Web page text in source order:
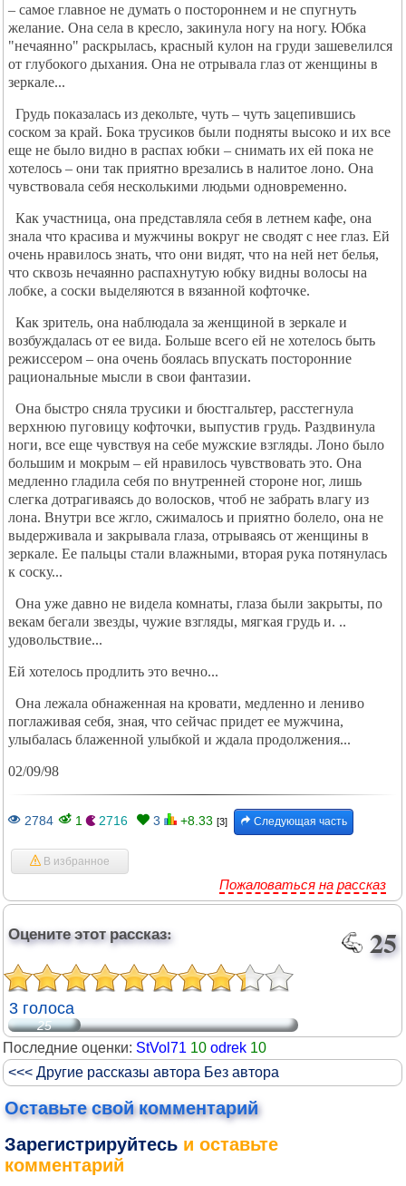
– самое главное не думать о постороннем и не спугнуть
желание. Она села в кресло, закинула ногу на ногу. Юбка
"нечаянно" раскрылась, красный кулон на груди зашевелился
от глубокого дыхания. Она не отрывала глаз от женщины в
зеркале...
Грудь показалась из декольте, чуть – чуть зацепившись
соском за край. Бока трусиков были подняты высоко и их все
еще не было видно в распах юбки – снимать их ей пока не
хотелось – они так приятно врезались в налитое лоно. Она
чувствовала себя несколькими людьми одновременно.
Как участница, она представляла себя в летнем кафе, она
знала что красива и мужчины вокруг не сводят с нее глаз. Ей
очень нравилось знать, что они видят, что на ней нет белья,
что сквозь нечаянно распахнутую юбку видны волосы на
лобке, а соски выделяются в вязанной кофточке.
Как зритель, она наблюдала за женщиной в зеркале и
возбуждалась от ее вида. Больше всего ей не хотелось быть
режиссером – она очень боялась впускать посторонние
рациональные мысли в свои фантазии.
Она быстро сняла трусики и бюстгальтер, расстегнула
верхнюю пуговицу кофточки, выпустив грудь. Раздвинула
ноги, все еще чувствуя на себе мужские взгляды. Лоно было
большим и мокрым – ей нравилось чувствовать это. Она
медленно гладила себя по внутренней стороне ног, лишь
слегка дотрагиваясь до волосков, чтоб не забрать влагу из
лона. Внутри все жгло, сжималось и приятно болело, она не
выдерживала и закрывала глаза, отрываясь от женщины в
зеркале. Ее пальцы стали влажными, вторая рука потянулась
к соску...
Она уже давно не видела комнаты, глаза были закрыты, по
векам бегали звезды, чужие взгляды, мягкая грудь и. ..
удовольствие...
Ей хотелось продлить это вечно...
Она лежала обнаженная на кровати, медленно и лениво
поглаживая себя, зная, что сейчас придет ее мужчина,
улыбалась блаженной улыбкой и ждала продолжения...
02/09/98
2784 1 2716 3 +8.33 [3] Следующая часть
В избранное
Пожаловаться на рассказ
Оцените этот рассказ: 25
3 голоса
25
Последние оценки: StVol71 10 odrek 10
<<< Другие рассказы автора Без автора
Оставьте свой комментарий
Зарегистрируйтесь и оставьте
комментарий